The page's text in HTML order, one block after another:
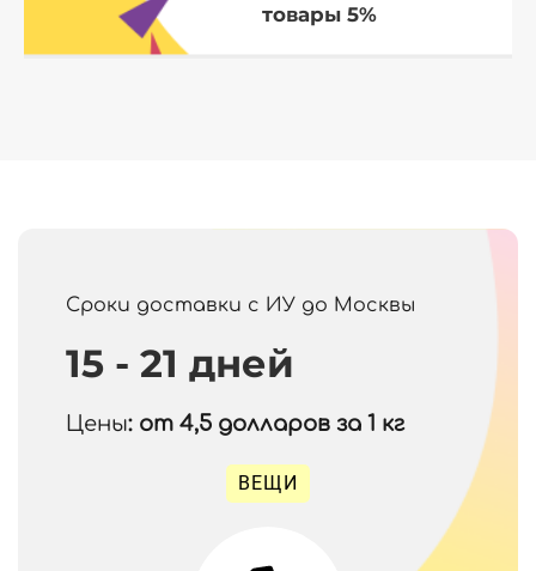
товары 5%
Сроки доставки с ИУ до Москвы
15 - 21 дней
Цены: от 4,5 долларов за 1 кг
ВЕЩИ